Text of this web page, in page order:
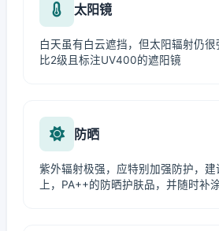
太阳镜
白天虽有白云遮挡，但太阳辐射仍
比2级且标注UV400的遮阳镜
防晒
紫外辐射极强，应特别加强防护，建
上，PA++的防晒护肤品，并随时补涂